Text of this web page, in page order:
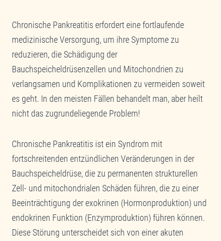
Chronische Pankreatitis erfordert eine fortlaufende
medizinische Versorgung, um ihre Symptome zu
reduzieren, die Schädigung der
Bauchspeicheldrüsenzellen und Mitochondrien zu
verlangsamen und Komplikationen zu vermeiden soweit
es geht. In den meisten Fällen behandelt man, aber heilt
nicht das zugrundeliegende Problem!
Chronische Pankreatitis ist ein Syndrom mit
fortschreitenden entzündlichen Veränderungen in der
Bauchspeicheldrüse, die zu permanenten strukturellen
Zell- und mitochondrialen Schäden führen, die zu einer
Beeinträchtigung der exokrinen (Hormonproduktion) und
endokrinen Funktion (Enzymproduktion) führen können.
Diese Störung unterscheidet sich von einer akuten